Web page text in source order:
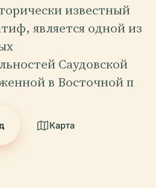
известный
является одной из
Саудовской
в Восточной п
Карта